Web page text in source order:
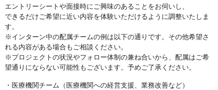
エントリーシートや面接時にご興味のあることをお伺いし、
できるだけご希望に近い内容を体験いただけるように調整いたしま
す。
※インターン中の配属チームの例は以下の通りです。その他希望さ
れる内容がある場合もご相談ください。
※プロジェクトの状況やフォロー体制の兼ね合いから、配属はご希
望通りにならない可能性もございます。予めご了承ください。
・医療機関チーム（医療機関への経営支援、業務改善など）